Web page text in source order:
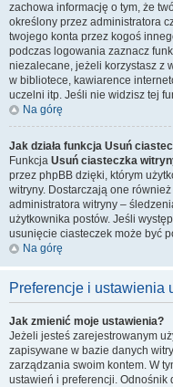
zachowa informację o tym, że
określony przez administratora
twojego konta przez kogoś
podczas logowania zaznacz
niezalecane, jeżeli korzystasz z
w bibliotece, kawiarence
uczelni itp. Jeśli nie widzisz tej
Na górę
Jak działa funkcja Usuń
Funkcja Usuń ciasteczka
przez phpBB dzięki, którym
witryny. Dostarczają one
administratora witryny –
użytkownika postów. Jeśli
usunięcie ciasteczek może być
Na górę
Preferencje i ustawienia
Jak zmienić moje ustawienia?
Jeżeli jesteś zarejestrowanym
zapisywane w bazie danych
zarządzania swoim kontem. W
ustawień i preferencji. Odnośnik